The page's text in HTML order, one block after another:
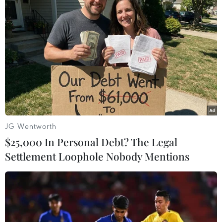
#Chứng khoán #VN-Index
#HNX-Index
Theo dõi VietnamPlus
JG Wentworth
$25,000 In Personal Debt? The Legal
Settlement Loophole Nobody Mentions